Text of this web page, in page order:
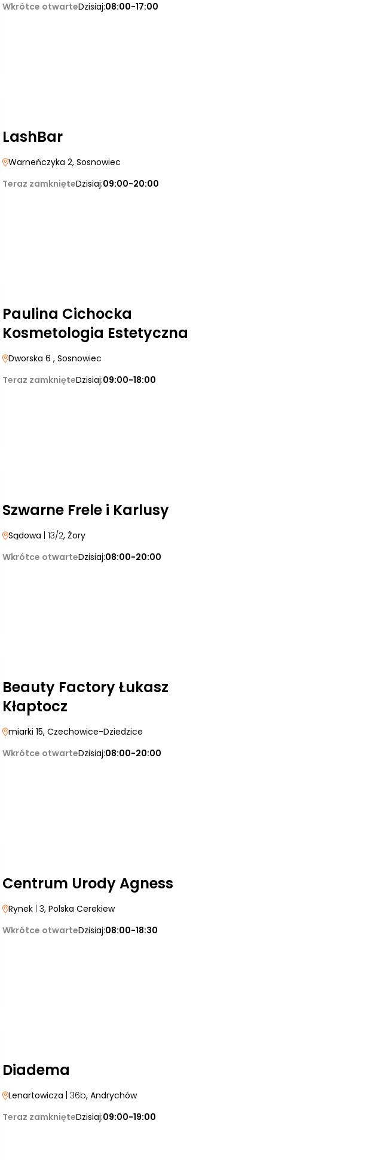
Wkrótce otwarteDzisiaj:08:00-17:00
LashBar
Warneńczyka 2, Sosnowiec
Teraz zamknięteDzisiaj:09:00-20:00
Paulina Cichocka
Kosmetologia Estetyczna
Dworska 6 , Sosnowiec
Teraz zamknięteDzisiaj:09:00-18:00
Szwarne Frele i Karlusy
Sądowa | 13/2, Żory
Wkrótce otwarteDzisiaj:08:00-20:00
Beauty Factory Łukasz
Kłaptocz
miarki 15, Czechowice-Dziedzice
Wkrótce otwarteDzisiaj:08:00-20:00
Centrum Urody Agness
Rynek | 3, Polska Cerekiew
Wkrótce otwarteDzisiaj:08:00-18:30
Diadema
Lenartowicza | 36b, Andrychów
Teraz zamknięteDzisiaj:09:00-19:00